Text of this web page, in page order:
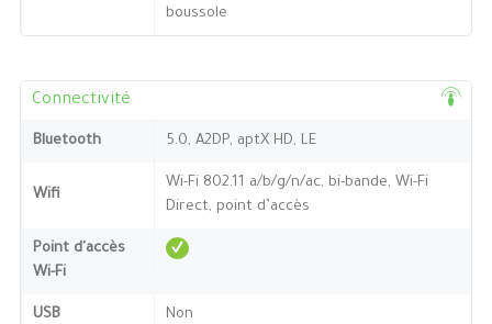
boussole
Connectivité
Bluetooth 5.0, A2DP, aptX HD, LE
Wifi
Wi-Fi 802.11 a/b/g/n/ac, bi-bande, Wi-Fi
Direct, point d’accès
Point d'accès
Wi-Fi
USB Non